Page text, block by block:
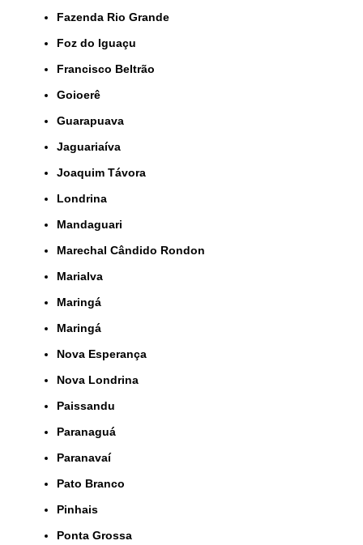
Fazenda Rio Grande
Foz do Iguaçu
Francisco Beltrão
Goioerê
Guarapuava
Jaguariaíva
Joaquim Távora
Londrina
Mandaguari
Marechal Cândido Rondon
Marialva
Maringá
Maringá
Nova Esperança
Nova Londrina
Paissandu
Paranaguá
Paranavaí
Pato Branco
Pinhais
Ponta Grossa